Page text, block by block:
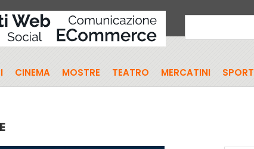
CINEMA MOSTRE TEATRO MERCATINI SPORT